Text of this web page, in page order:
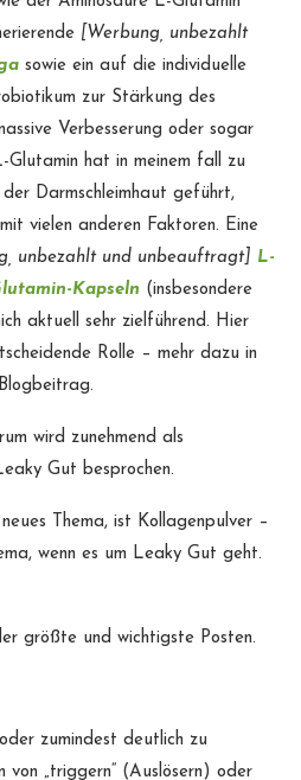
[Werbung, unbezahlt
sowie ein auf die individuelle
zur Stärkung des
Verbesserung oder sogar
Glutamin hat in meinem fall zu
Darmschleimhaut geführt,
vielen anderen Faktoren. Eine
unbezahlt und unbeauftragt] L-
Kapseln (insbesondere
aktuell sehr zielführend. Hier
Rolle – mehr dazu in
wird zunehmend als
Gut besprochen.
Thema, ist Kollagenpulver –
wenn es um Leaky Gut geht.
größte und wichtigste Posten.
oder zumindest deutlich zu
von „triggern“ (Auslösern) oder